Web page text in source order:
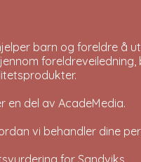
barn og foreldre å
en del av AcadeMedia.
vi behandler dine